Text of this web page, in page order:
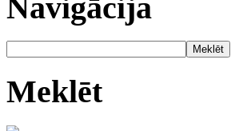
Navigācija
Meklēt
Meklēt